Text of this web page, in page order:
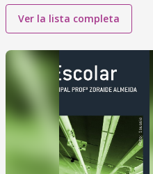
Ver la lista completa